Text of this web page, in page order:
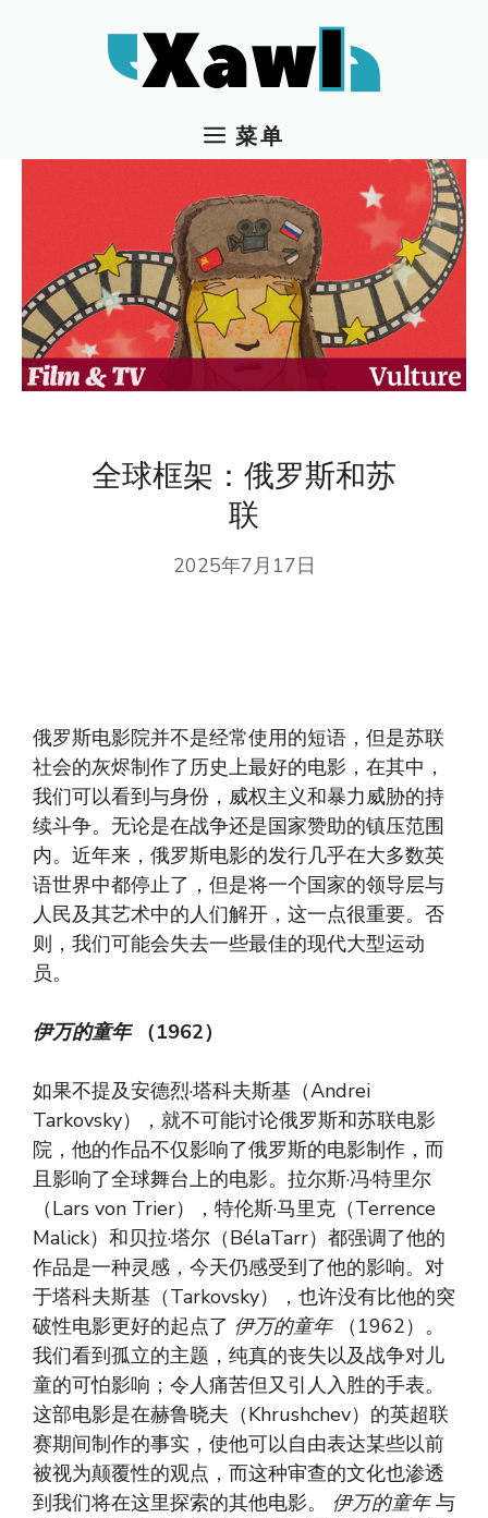
菜单
全球框架：俄罗斯和苏
联
2025年7月17日
俄罗斯电影院并不是经常使用的短语，但是苏联
社会的灰烬制作了历史上最好的电影，在其中，
我们可以看到与身份，威权主义和暴力威胁的持
续斗争。无论是在战争还是国家赞助的镇压范围
内。近年来，俄罗斯电影的发行几乎在大多数英
语世界中都停止了，但是将一个国家的领导层与
人民及其艺术中的人们解开，这一点很重要。否
则，我们可能会失去一些最佳的现代大型运动
员。
伊万的童年（1962）
如果不提及安德烈·塔科夫斯基（Andrei
Tarkovsky），就不可能讨论俄罗斯和苏联电影
院，他的作品不仅影响了俄罗斯的电影制作，而
且影响了全球舞台上的电影。拉尔斯·冯·特里尔
（Lars von Trier），特伦斯·马里克（Terrence
Malick）和贝拉·塔尔（BélaTarr）都强调了他的
作品是一种灵感，今天仍感受到了他的影响。对
于塔科夫斯基（Tarkovsky），也许没有比他的突
破性电影更好的起点了 伊万的童年（1962）。
我们看到孤立的主题，纯真的丧失以及战争对儿
童的可怕影响；令人痛苦但又引人入胜的手表。
这部电影是在赫鲁晓夫（Khrushchev）的英超联
赛期间制作的事实，使他可以自由表达某些以前
被视为颠覆性的观点，而这种审查的文化也渗透
到我们将在这里探索的其他电影。 伊万的童年与